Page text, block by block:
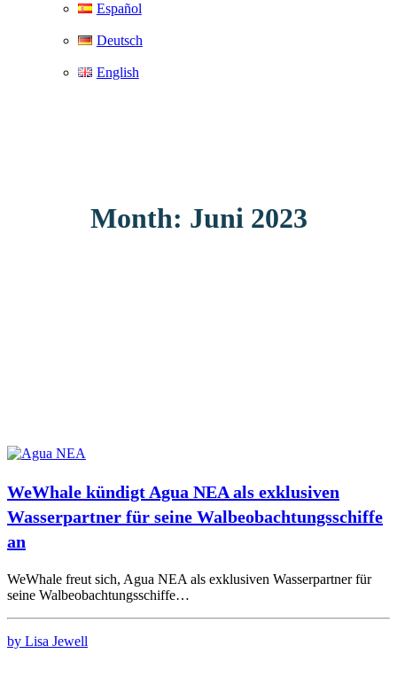
Español
Deutsch
English
Month: Juni 2023
WeWhale kündigt Agua NEA als exklusiven
Wasserpartner für seine Walbeobachtungsschiffe
an
WeWhale freut sich, Agua NEA als exklusiven Wasserpartner für
seine Walbeobachtungsschiffe…
by Lisa Jewell